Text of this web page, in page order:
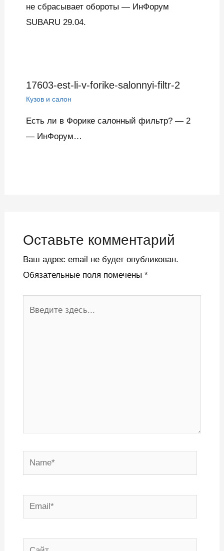
не сбрасывает обороты — ИнФорум
SUBARU 29.04.
17603-est-li-v-forike-salonnyi-filtr-2
Кузов и салон
Есть ли в Форике салонный фильтр? — 2
— ИнФорум…
Оставьте комментарий
Ваш адрес email не будет опубликован.
Обязательные поля помечены *
Name*
Email*
Сайт